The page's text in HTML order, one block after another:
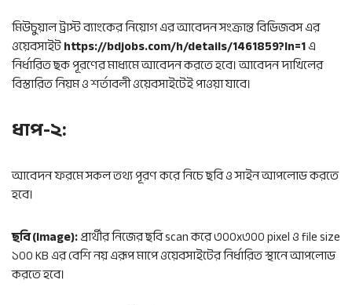
মিউচুয়াল ট্রাস্ট ব্যাংকের নিয়োগ এর আবেদন সংক্রান্ত বিডিজবস এর
ওয়েবসাইটhttps://bdjobs.com/h/details/1461859?ln=1এ
নির্ধারিত ছক পূরণের মাধ্যমে আবেদন করতে হবে। আবেদন দাখিলের
বিস্তারিত নিয়ম ও শর্তাবলী ওয়েবসাইটেই পাওয়া যাবে।
ধাপ-২:
আবেদন ফরমে সকল তথ্য পূরণ করে নিচে ছবি ও সাইন আপলোড করতে
হবে।
ছবি (Image):প্রার্থীর নিজের ছবি scan করে ৩০০x৩০০ pixel ও file size
১০০ KB এর বেশি নয় এরূপ মাপে ওয়েবসাইটের নির্ধারিত স্থানে আপলোড
করতে হবে।